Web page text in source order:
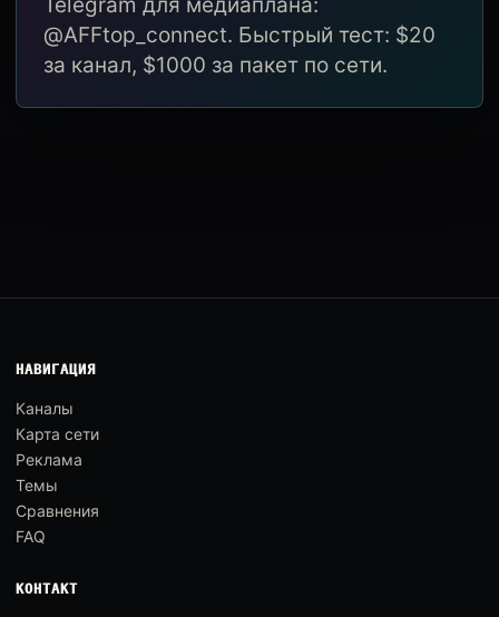
@AFFtop_connect. Быстрый тест: $20
за канал, $1000 за пакет по сети.
НАВИГАЦИЯ
Каналы
Карта сети
Реклама
Темы
Сравнения
FAQ
КОНТАКТ